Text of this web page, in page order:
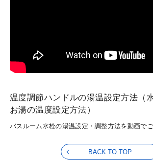
温度調節ハンドルの湯温設定方法（
お湯の温度設定方法）
バスルーム水栓の湯温設定・調整方法を動画で
BACK TO TOP